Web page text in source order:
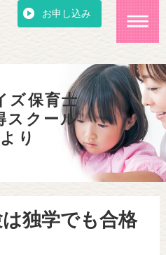
お申し込み
ズ保育士
スクール
り
独学でも合格